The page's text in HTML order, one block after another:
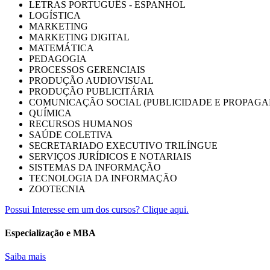
LETRAS PORTUGUÊS - ESPANHOL
LOGÍSTICA
MARKETING
MARKETING DIGITAL
MATEMÁTICA
PEDAGOGIA
PROCESSOS GERENCIAIS
PRODUÇÃO AUDIOVISUAL
PRODUÇÃO PUBLICITÁRIA
COMUNICAÇÃO SOCIAL (PUBLICIDADE E
QUÍMICA
RECURSOS HUMANOS
SAÚDE COLETIVA
SECRETARIADO EXECUTIVO TRILÍNGUE
SERVIÇOS JURÍDICOS E NOTARIAIS
SISTEMAS DA INFORMAÇÃO
TECNOLOGIA DA INFORMAÇÃO
ZOOTECNIA
Possui Interesse em um dos cursos? Clique aqui.
Especialização e MBA
Saiba mais